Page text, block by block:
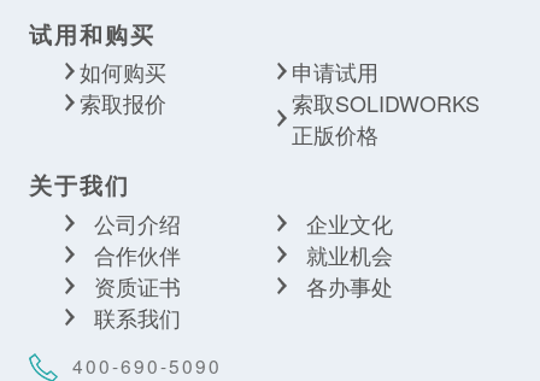
试用和购买
如何购买
申请试用
索取报价
索取SOLIDWORKS
正版价格
关于我们
公司介绍
企业文化
合作伙伴
就业机会
资质证书
各办事处
联系我们
400-690-5090